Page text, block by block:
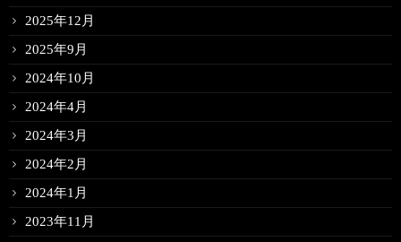
2025年12月
2025年9月
2024年10月
2024年4月
2024年3月
2024年2月
2024年1月
2023年11月